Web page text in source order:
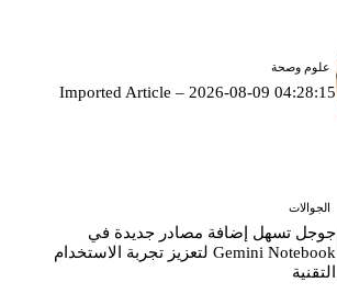
علوم وصحة
Imported Article – 2026-08-09 04:28:15
الجوالات
جوجل تسهل إضافة مصادر جديدة في
Gemini Notebook لتعزيز تجربة الاستخدام
التقنية